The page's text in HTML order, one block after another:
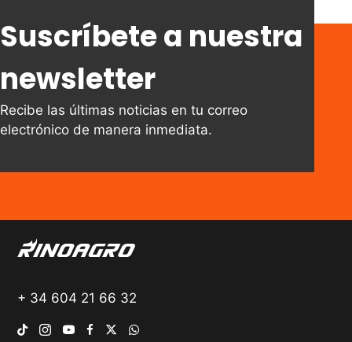
Suscríbete a nuestra
newsletter
Recibe las últimas noticias en tu correo
electrónico de manera inmediata.
+ 34 604 21 66 32